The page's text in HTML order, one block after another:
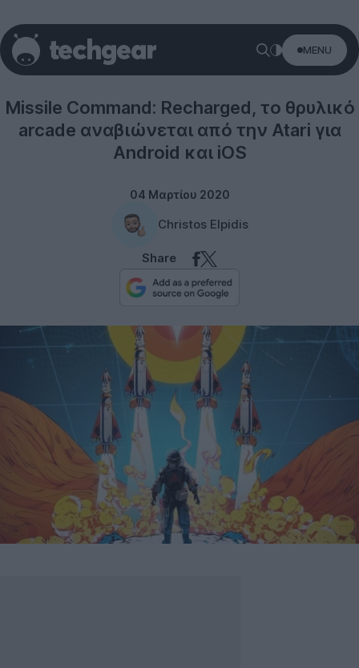
MENU
Missile Command: Recharged, το θρυλικό
arcade αναβιώνεται από την Atari για
Android και iOS
04 Μαρτίου 2020
Christos Elpidis
Share